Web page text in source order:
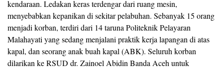
kendaraan. Ledakan keras terdengar dari ruang mesin,
menyebabkan kepanikan di sekitar pelabuhan. Sebanyak 15 orang
menjadi korban, terdiri dari 14 taruna Politeknik Pelayaran
Malahayati yang sedang menjalani praktik kerja lapangan di atas
kapal, dan seorang anak buah kapal (ABK). Seluruh korban
dilarikan ke RSUD dr. Zainoel Abidin Banda Aceh untuk